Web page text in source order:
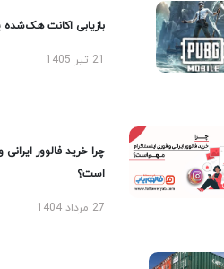
بازیابی اکانت هک‌شده
چرا خرید فالوور ایرانی
است؟
27 مرداد 1404